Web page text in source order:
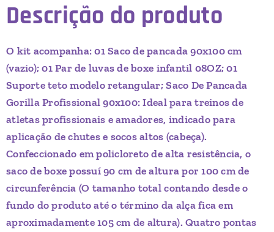
Descrição do produto
O kit acompanha: 01 Saco de pancada 90x100 cm
(vazio); 01 Par de luvas de boxe infantil 08OZ; 01
Suporte teto modelo retangular; Saco De Pancada
Gorilla Profissional 90x100: Ideal para treinos de
atletas profissionais e amadores, indicado para
aplicação de chutes e socos altos (cabeça).
Confeccionado em policloreto de alta resistência, o
saco de boxe possuí 90 cm de altura por 100 cm de
circunferência (O tamanho total contando desde o
fundo do produto até o término da alça fica em
aproximadamente 105 cm de altura). Quatro pontas